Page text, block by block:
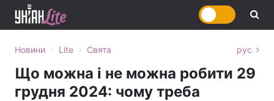
Новини › Lite › Свята рус
Що можна і не можна робити 29
грудня 2024: чому треба